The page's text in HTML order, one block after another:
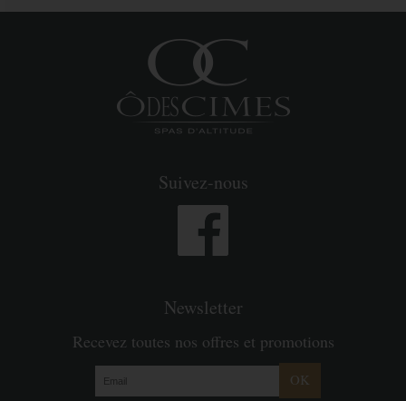
Suivez-nous
Newsletter
Recevez toutes nos offres et promotions
OK